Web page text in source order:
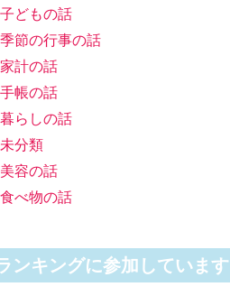
子どもの話
季節の行事の話
家計の話
手帳の話
暮らしの話
未分類
美容の話
食べ物の話
ンキングに参加しています